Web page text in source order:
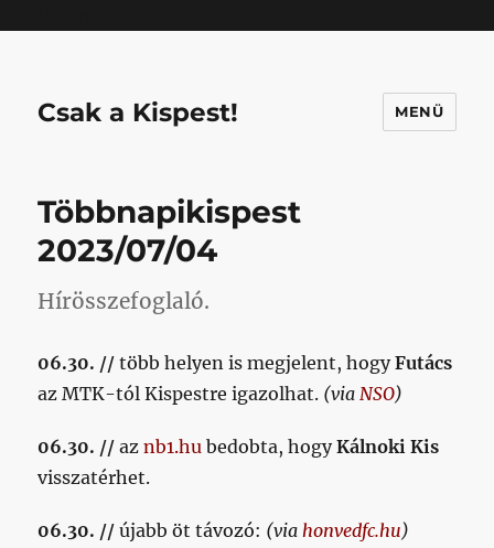
Csak a Kispest! MENÜ
Többnapikispest
2023/07/04
Hírösszefoglaló.
06.30. // több helyen is megjelent, hogyFutács
az MTK-tól Kispestre igazolhat. (viaNSO)
06.30. //aznb1.hu bedobta, hogyKálnoki Kis
visszatérhet.
06.30. // újabb öt távozó: (viahonvedfc.hu)